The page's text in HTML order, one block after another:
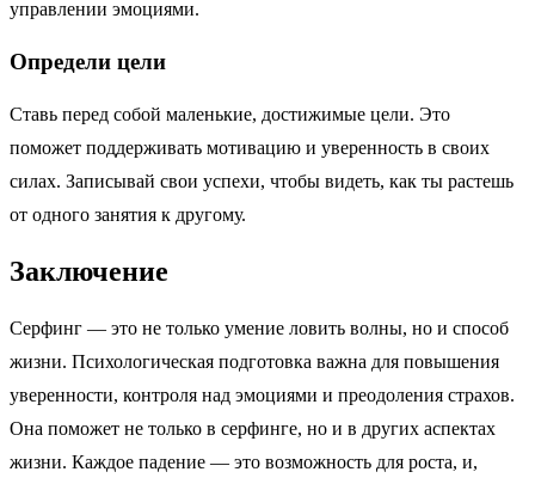
управлении эмоциями.
Определи цели
Ставь перед собой маленькие, достижимые цели. Это
поможет поддерживать мотивацию и уверенность в своих
силах. Записывай свои успехи, чтобы видеть, как ты растешь
от одного занятия к другому.
Заключение
Серфинг — это не только умение ловить волны, но и способ
жизни. Психологическая подготовка важна для повышения
уверенности, контроля над эмоциями и преодоления страхов.
Она поможет не только в серфинге, но и в других аспектах
жизни. Каждое падение — это возможность для роста, и,